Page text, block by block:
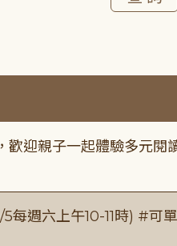
歡迎親子一起體驗多元閱
每週六上午10-11時) #可